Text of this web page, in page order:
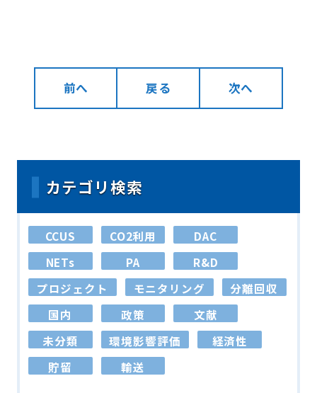
前へ 戻る 次へ
カテゴリ検索
CCUS CO2利用
DAC
NETs
PA
R&D
プロジェクト
モニタリング
分離回収
国内
政策
文献
未分類
環境影響評価
経済性
貯留
輸送